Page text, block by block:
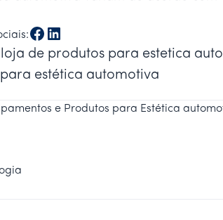
de produtos para estetica
estética automotiva
e Produtos para Estética